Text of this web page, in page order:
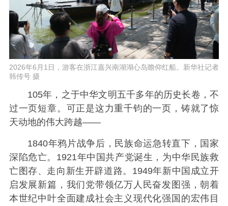
2026年6月1日，游客在浙江嘉兴南湖湖心岛瞻仰红船。新华社记者
韩传号 摄
105年，之于中华文明五千多年的历史长卷，不
过一页短章。可正是这力重千钧的一页，铸就了惊
天动地的伟大跨越——
1840年鸦片战争后，民族命运急转直下，国家
深陷危亡。1921年中国共产党诞生，为中华民族救
亡图存、走向新生开辟道路。1949年新中国成立开
启发展新篇，我们党带领亿万人民奋发图强，朝着
本世纪中叶全面建成社会主义现代化强国的宏伟目